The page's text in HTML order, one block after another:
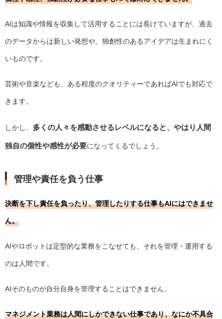
AIは知識や情報を収集して活用することには長けていますが、過去
のデータからは新しい発想や、独創性のあるアイデアは生まれにく
いものです。
芸術や音楽なども、ある程度のクオリティーであればAIでも対応で
きます。
しかし、 多くの人々を感動させるレベルになると、やはり人間
独自の個性や感性が必要になってくるでしょう。
管理や責任を負う仕事
決断を下し責任を負ったり、管理したりする仕事もAIにはできませ
ん。
AIやロボットは定型的な業務をこなせても、それを管理・運用する
のは人間です。
AIそのものが自分自身を管理することはできません。
マネジメント業務は人間にしかできない仕事であり、なにか不具合